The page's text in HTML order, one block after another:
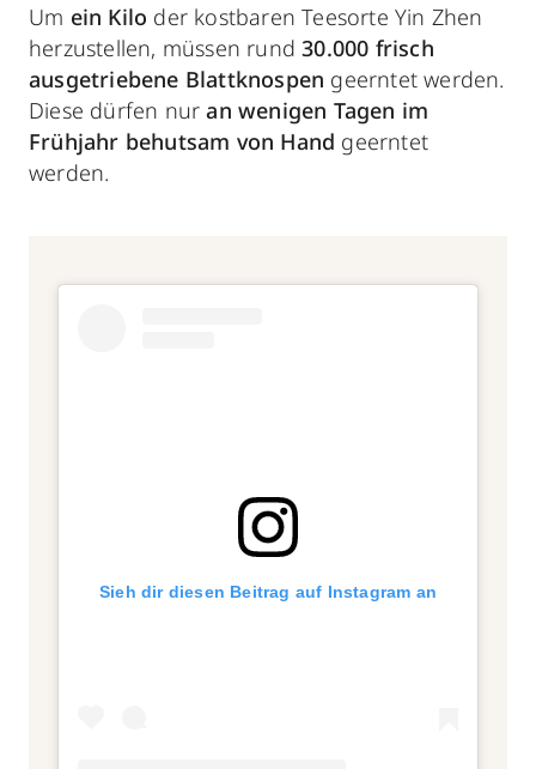
Um ein Kilo der kostbaren Teesorte Yin Zhen
herzustellen, müssen rund30.000 frisch
ausgetriebene Blattknospen geerntet werden.
Diese dürfen nuran wenigen Tagen im
Frühjahr behutsam von Hand geerntet
werden.
Sieh dir diesen Beitrag auf Instagram an